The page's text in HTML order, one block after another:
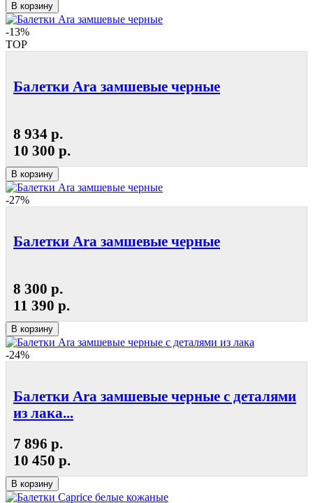
В корзину
-13%
TOP
Балетки Ara замшевые черные
8 934 р.
10 300 р.
В корзину
-27%
Балетки Ara замшевые черные
8 300 р.
11 390 р.
В корзину
-24%
Балетки Ara замшевые черные с деталями
из лака...
7 896 р.
10 450 р.
В корзину